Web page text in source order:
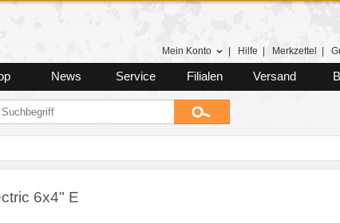
Mein Konto Hilfe Merkzettel
News Service Filialen Versand
6x4" E